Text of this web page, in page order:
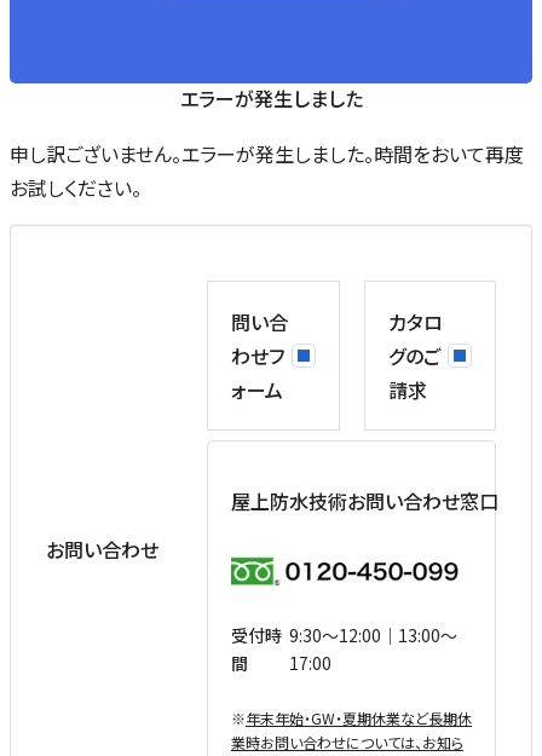
エラーが発生しました
申し訳ございません。エラーが発生しました。時間をおいて再度
お試しください。
お問い合わせ
問い合
わせフ
ォーム
カタロ
グのご
請求
屋上防水技術お問い合わせ窓口
受付時
間
9:30〜12:00｜13:00〜
17:00
※年末年始・GW・夏期休業など⻑期休
業時お問い合わせについては、お知ら